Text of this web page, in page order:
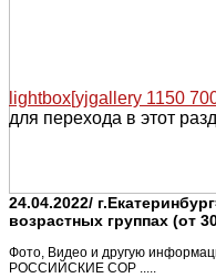
lightbox[yjgallery 1150
для перехода в этот
24.04.2022/
возрастных группах (от
Фото, Видео и другую
РОССИЙСКИЕ СОР .....